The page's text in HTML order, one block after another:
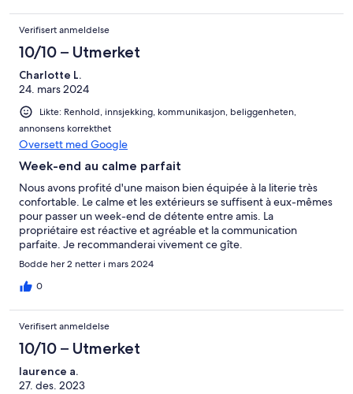
Verifisert anmeldelse
10/10 – Utmerket
Charlotte L.
24. mars 2024
Likte: Renhold, innsjekking, kommunikasjon, beliggenheten,
annonsens korrekthet
Oversett med Google
Week-end au calme parfait
Nous avons profité d'une maison bien équipée à la literie très
confortable. Le calme et les extérieurs se suffisent à eux-mêmes
pour passer un week-end de détente entre amis. La
propriétaire est réactive et agréable et la communication
parfaite. Je recommanderai vivement ce gîte.
Bodde her 2 netter i mars 2024
0
Verifisert anmeldelse
10/10 – Utmerket
laurence a.
27. des. 2023